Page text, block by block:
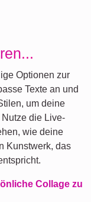
Optionen zur
Texte an und
um deine
die Live-
wie deine
Kunstwerk, das
Collage zu